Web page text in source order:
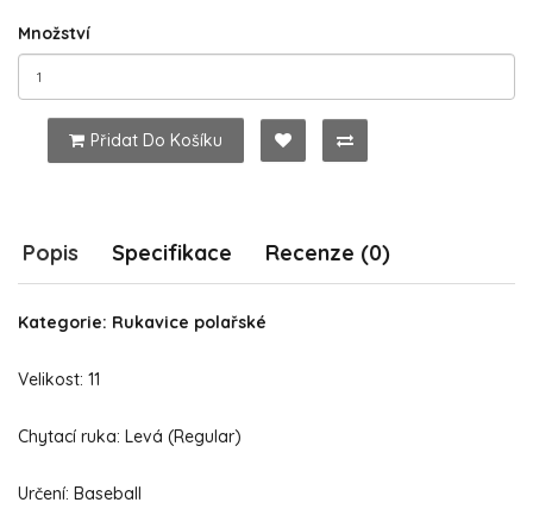
Množství
Přidat Do Košíku
Popis Specifikace Recenze (0)
Kategorie: Rukavice polařské
Velikost: 11
Chytací ruka: Levá (Regular)
Určení: Baseball